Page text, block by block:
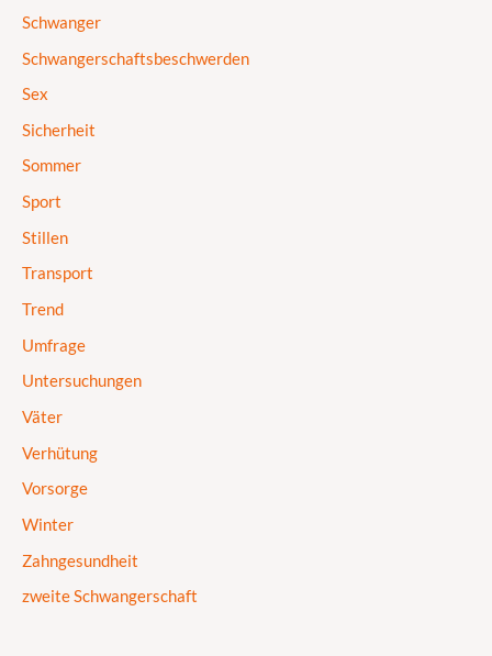
Schwanger
Schwangerschaftsbeschwerden
Sex
Sicherheit
Sommer
Sport
Stillen
Transport
Trend
Umfrage
Untersuchungen
Väter
Verhütung
Vorsorge
Winter
Zahngesundheit
zweite Schwangerschaft